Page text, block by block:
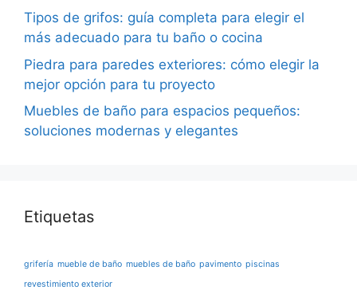
Tipos de grifos: guía completa para elegir el
más adecuado para tu baño o cocina
Piedra para paredes exteriores: cómo elegir la
mejor opción para tu proyecto
Muebles de baño para espacios pequeños:
soluciones modernas y elegantes
Etiquetas
grifería mueble de baño muebles de baño pavimento piscinas
revestimiento exterior